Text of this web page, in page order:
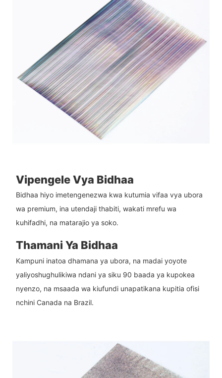
Vipengele Vya Bidhaa
Bidhaa hiyo imetengenezwa kwa kutumia vifaa vya ubora
wa premium, ina utendaji thabiti, wakati mrefu wa
kuhifadhi, na matarajio ya soko.
Thamani Ya Bidhaa
Kampuni inatoa dhamana ya ubora, na madai yoyote
yaliyoshughulikiwa ndani ya siku 90 baada ya kupokea
nyenzo, na msaada wa kiufundi unapatikana kupitia ofisi
nchini Canada na Brazil.